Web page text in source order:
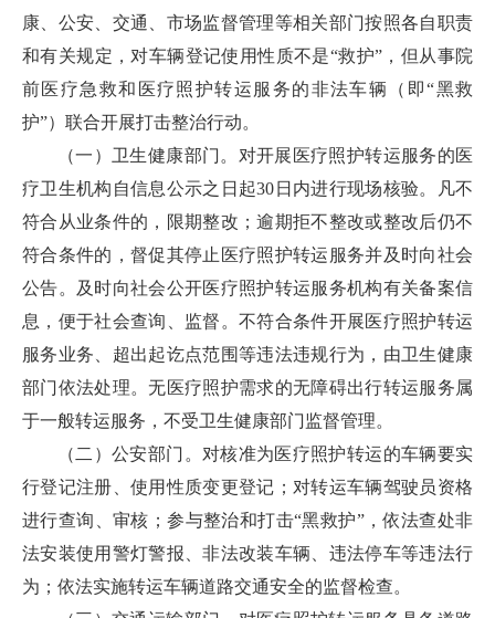
康、公安、交通、市场监督管理等相关部门按照各自职责
和有关规定，对车辆登记使用性质不是“救护”，但从事院
前医疗急救和医疗照护转运服务的非法车辆（即“黑救
护”）联合开展打击整治行动。
（一）卫生健康部门。对开展医疗照护转运服务的医
疗卫生机构自信息公示之日起30日内进行现场核验。凡不
符合从业条件的，限期整改；逾期拒不整改或整改后仍不
符合条件的，督促其停止医疗照护转运服务并及时向社会
公告。及时向社会公开医疗照护转运服务机构有关备案信
息，便于社会查询、监督。不符合条件开展医疗照护转运
服务业务、超出起讫点范围等违法违规行为，由卫生健康
部门依法处理。无医疗照护需求的无障碍出行转运服务属
于一般转运服务，不受卫生健康部门监督管理。
（二）公安部门。对核准为医疗照护转运的车辆要实
行登记注册、使用性质变更登记；对转运车辆驾驶员资格
进行查询、审核；参与整治和打击“黑救护”，依法查处非
法安装使用警灯警报、非法改装车辆、违法停车等违法行
为；依法实施转运车辆道路交通安全的监督检查。